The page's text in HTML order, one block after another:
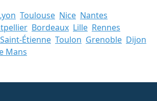
Toulouse Nice Nantes
Bordeaux Lille Rennes
Saint-Étienne Toulon Grenoble Dijon
Mans